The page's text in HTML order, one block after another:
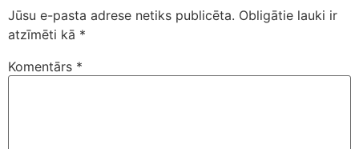
Jūsu e-pasta adrese netiks publicēta. Obligātie lauki ir
atzīmēti kā *
Komentārs *